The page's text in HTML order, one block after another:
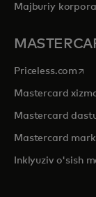
Majburiy
Priceless.com
Mastercard
Mastercard
Mastercard
Inklyuziv o'sish